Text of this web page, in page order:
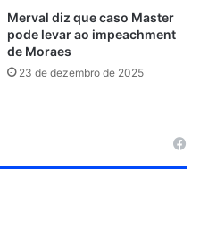
Merval diz que caso Master
pode levar ao impeachment
de Moraes
23 de dezembro de 2025